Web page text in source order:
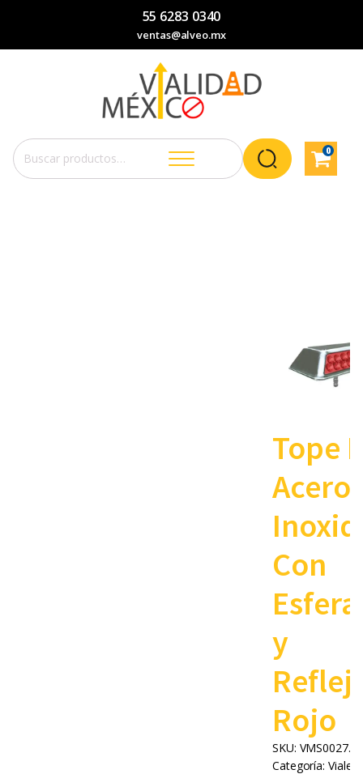
55 6283 0340
ventas@alveo.mx
Buscar
por:
0
Tope
Acero
Con
y
Rojo
SKU:
Categoría: